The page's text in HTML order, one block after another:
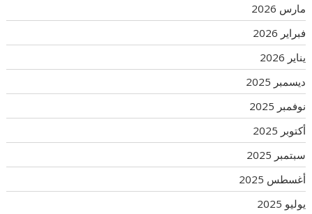
مارس 2026
فبراير 2026
يناير 2026
ديسمبر 2025
نوفمبر 2025
أكتوبر 2025
سبتمبر 2025
أغسطس 2025
يوليو 2025